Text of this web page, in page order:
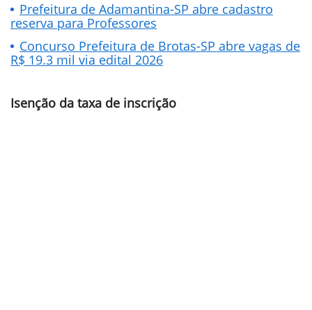
Prefeitura de Adamantina-SP abre cadastro
reserva para Professores
Concurso Prefeitura de Brotas-SP abre vagas de
R$ 19.3 mil via edital 2026
Isenção da taxa de inscrição